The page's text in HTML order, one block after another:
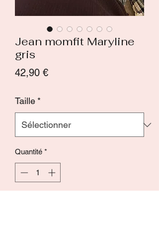
Jean momfit Maryline
gris
42,90 €Prix
Taille *
Quantité *